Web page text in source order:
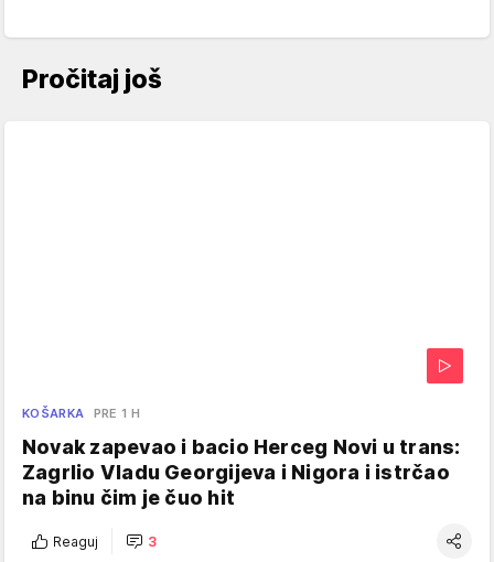
Pročitaj još
KOŠARKA PRE 1 H
Novak zapevao i bacio Herceg Novi u trans:
Zagrlio Vladu Georgijeva i Nigora i istrčao
na binu čim je čuo hit
Reaguj 3